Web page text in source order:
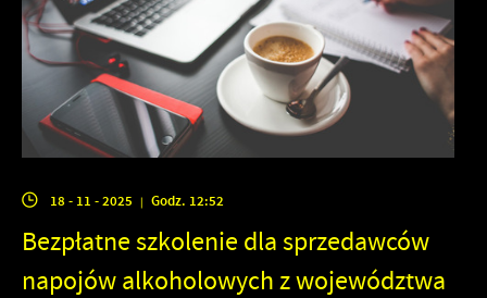
18 - 11 - 2025 | Godz. 12:52
Bezpłatne szkolenie dla sprzedawców
napojów alkoholowych z województwa